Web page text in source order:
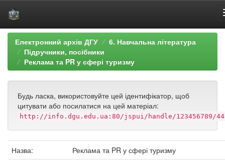
Skip
navigation
Електронний архів ДГУ
6. Навчальна література
Підручники, посібники
Реклама та PR у сфері туризму
Будь ласка, використовуйте цей ідентифікатор, щоб
цитувати або посилатися на цей матеріал:
http://info.dgu.edu.ua:80/jspui/handle/123456789/
Назва:
Реклама та PR у сфері туризму